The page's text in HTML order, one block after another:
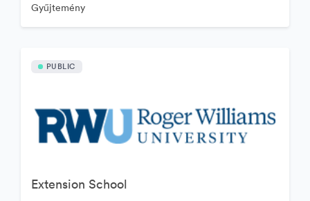
Gyűjtemény
PUBLIC
Extension School